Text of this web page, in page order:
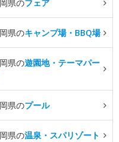
県のフェア
県のキャンプ場・BBQ場
県の遊園地・テーマパー
県のプール
県の温泉・スパリゾート